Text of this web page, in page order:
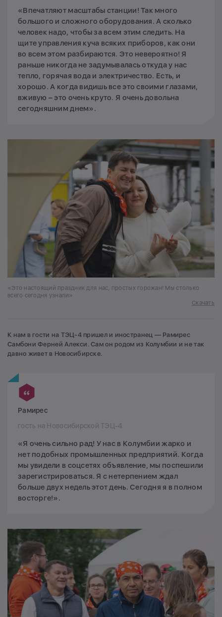
«Впечатляют масштабы станции! Так много
большого и сложного оборудования. А сколько
человек надо, чтобы за всем этим следить. На
щите управления куча всяких приборов, как они
во всем этом разбираются. Это невероятно! Я
раньше никогда не задумывалась откуда у нас
тепло, горячая вода и электричество. Есть, и
хорошо. А когда видишь все это своими глазами,
вживую – это очень круто. Я очень довольна
сегодняшним днем» .
«Это настоящий праздник для нас, простых горожан! Мы столько
всего сегодня узнали»
Скачать
К нам в гости на ТЭЦ-4 пришел и иностранец — Рамирес
Самбони Ферней Алекси. Сам он родом из Колумбии и не так
давно живет в Новосибирске.
Рамирес
гость на Новосибирской ТЭЦ-4
«Я очень сильно рад! У нас в Колумбии жарко и
нет подобных промышленных предприятий. Когда
мы увидели в соцсетях объявление, мы поспешили
зарегистрироваться. Я с нетерпением ждал
больше двух недель этот день. Сегодня я в полном
восторге!».